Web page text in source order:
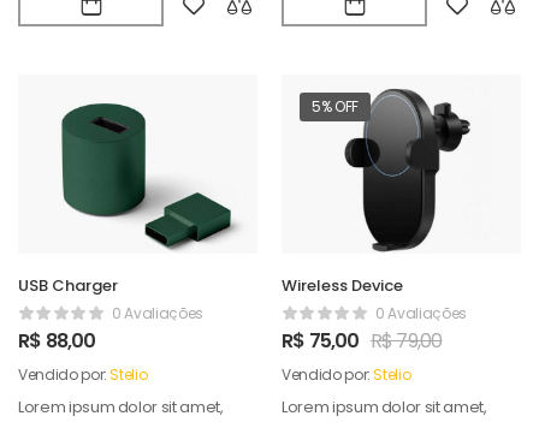
USB Charger
0 Avaliações
R$ 88,00
Vendido por:Stelio
Lorem ipsum dolor sit amet,
5% OFF
Wireless Device
0 Avaliações
R$ 75,00 R$79,00
Vendido por:Stelio
Lorem ipsum dolor sit amet,